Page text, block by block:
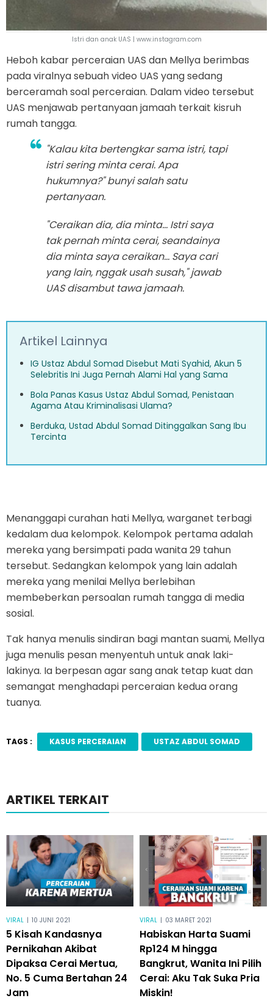
Istri dan anak UAS | www.instagram.com
Heboh kabar perceraian UAS dan Mellya berimbas
pada viralnya sebuah video UAS yang sedang
berceramah soal perceraian. Dalam video tersebut
UAS menjawab pertanyaan jamaah terkait kisruh
rumah tangga.
"Kalau kita bertengkar sama istri, tapi
istri sering minta cerai. Apa
hukumnya?" bunyi salah satu
pertanyaan.
"Ceraikan dia, dia minta… Istri saya
tak pernah minta cerai, seandainya
dia minta saya ceraikan... Saya cari
yang lain, nggak usah susah," jawab
UAS disambut tawa jamaah.
Artikel Lainnya
IG Ustaz Abdul Somad Disebut Mati Syahid, Akun 5
Selebritis Ini Juga Pernah Alami Hal yang Sama
Bola Panas Kasus Ustaz Abdul Somad, Penistaan
Agama Atau Kriminalisasi Ulama?
Berduka, Ustad Abdul Somad Ditinggalkan Sang Ibu
Tercinta
Menanggapi curahan hati Mellya, warganet terbagi
kedalam dua kelompok. Kelompok pertama adalah
mereka yang bersimpati pada wanita 29 tahun
tersebut. Sedangkan kelompok yang lain adalah
mereka yang menilai Mellya berlebihan
membeberkan persoalan rumah tangga di media
sosial.
Tak hanya menulis sindiran bagi mantan suami, Mellya
juga menulis pesan menyentuh untuk anak laki-
lakinya. Ia berpesan agar sang anak tetap kuat dan
semangat menghadapi perceraian kedua orang
tuanya.
TAGS : KASUS PERCERAIAN USTAZ ABDUL SOMAD
ARTIKEL TERKAIT
VIRAL | 10 JUNI 2021
5 Kisah Kandasnya
Pernikahan Akibat
Dipaksa Cerai Mertua,
No. 5 Cuma Bertahan 24
Jam
VIRAL | 03 MARET 2021
Habiskan Harta Suami
Rp124 M hingga
Bangkrut, Wanita Ini Pilih
Cerai: Aku Tak Suka Pria
Miskin!